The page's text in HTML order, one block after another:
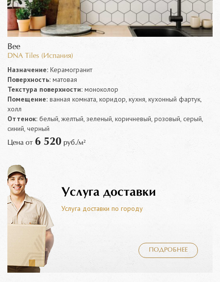
Bee
DNA Tiles (Испания)
Назначение: Керамогранит
Поверхность: матовая
Текстура поверхности: моноколор
Помещение: ванная комната, коридор, кухня, кухонный фартук,
холл
Оттенок: белый, желтый, зеленый, коричневый, розовый, серый,
синий, черный
Цена от 6 520 руб./м²
Услуга доставки
Услуга доставки по городу
ПОДРОБНЕЕ